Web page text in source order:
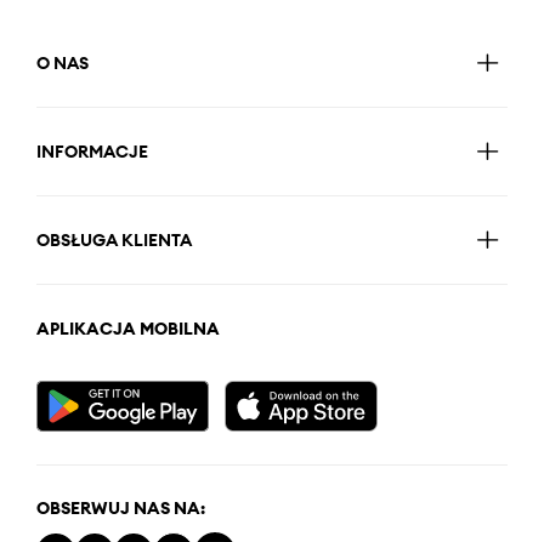
O NAS
INFORMACJE
OBSŁUGA KLIENTA
APLIKACJA MOBILNA
OBSERWUJ NAS NA: